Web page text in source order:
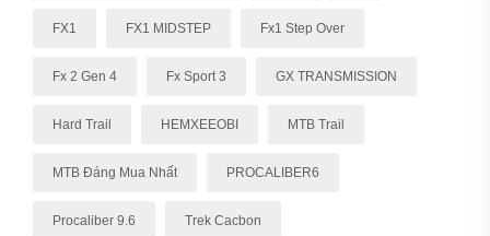
FX1 FX1 MIDSTEP Fx1 Step Over
Fx 2 Gen 4 Fx Sport 3 GX TRANSMISSION
Hard Trail HEMXEEOBI MTB Trail
MTB Đáng Mua Nhất PROCALIBER6
Procaliber 9.6 Trek Cacbon